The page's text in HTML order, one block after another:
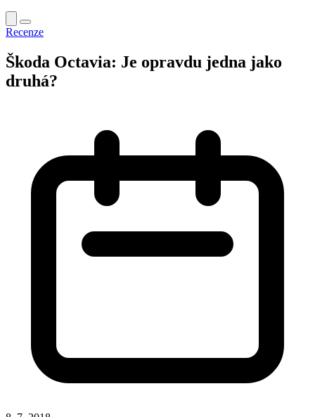
Recenze
Škoda Octavia: Je opravdu jedna jako
druhá?